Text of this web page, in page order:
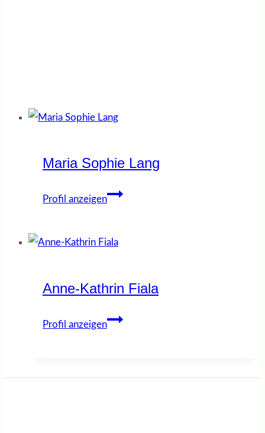
Maria Sophie Lang
Profil anzeigenMaria
Anne-Kathrin Fiala
Profil anzeigenAnne-